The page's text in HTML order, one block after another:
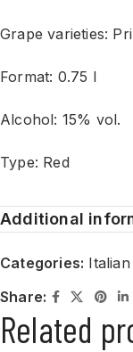
Grape varieties:
Format: 0.75 l
Alcohol: 15% vol.
Type: Red
Additional
Categories:
Share:
Related